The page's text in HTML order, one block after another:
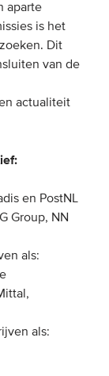
aparte
is het
Dit
van de
actualiteit
en PostNL
Group, NN
als:
als: